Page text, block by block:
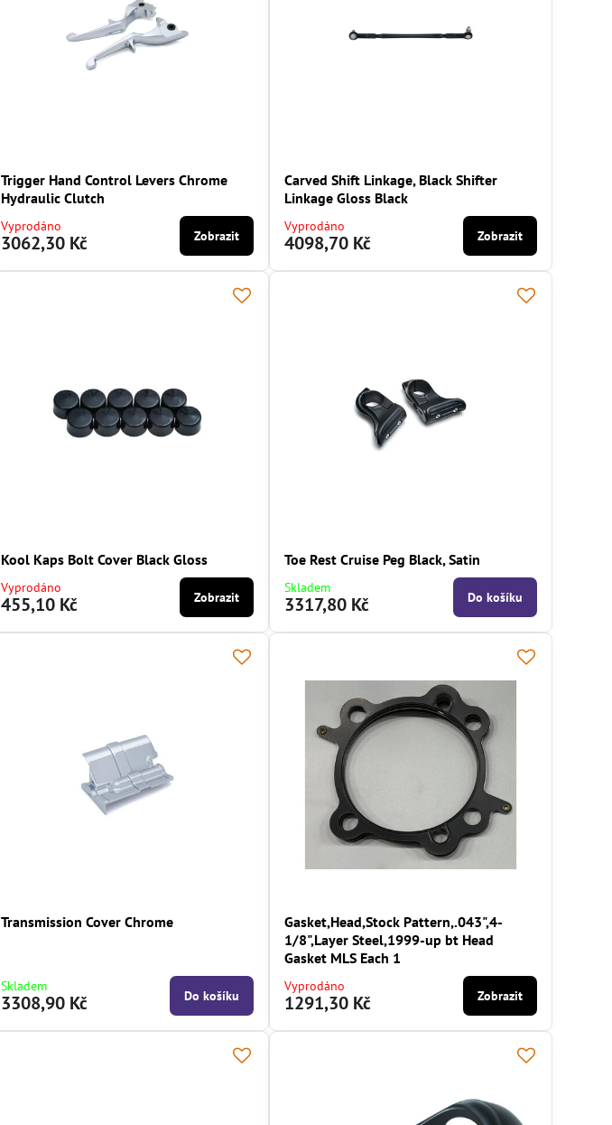
Trigger Hand Control Levers Chrome
Hydraulic Clutch
Vyprodáno
3062,30 Kč Zobrazit
Carved Shift Linkage, Black Shifter
Linkage Gloss Black
Vyprodáno
4098,70 Kč Zobrazit
Kool Kaps Bolt Cover Black Gloss
Vyprodáno
455,10 Kč Zobrazit
Toe Rest Cruise Peg Black, Satin
Skladem
3317,80 Kč Do košíku
Transmission Cover Chrome
Skladem
3308,90 Kč Do košíku
Gasket,Head,Stock Pattern,.043",4-
1/8",Layer Steel,1999-up bt Head
Gasket MLS Each 1
Vyprodáno
1291,30 Kč Zobrazit